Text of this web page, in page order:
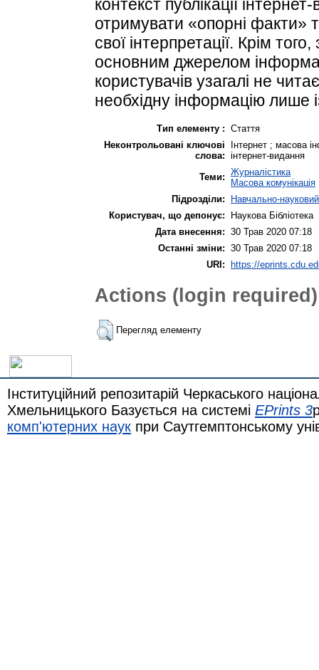
контекст публікації
отримувати «опорні факти»
свої інтерпретації. Крім
основним джерелом
користувачів узагалі не
необхідну інформацію лише
Тип елементу : Стаття
Неконтрольовані ключові
слова:
Інтернет ; масова
інтернет-видання
Теми: Журналістика
Масова комунікація
Підрозділи:
Навчально-науковий
Користувач, що депонує:
Наукова Бібліотека
Дата внесення: 30 Трав 2020 07:18
Останні зміни: 30 Трав 2020 07:18
URI: https://
Actions (login required)
Перегляд елементу
Інституційний репозитарій Черкаського
Хмельницького Базується на системі EPrints 3
комп'ютерних наук при Саутгемптонському